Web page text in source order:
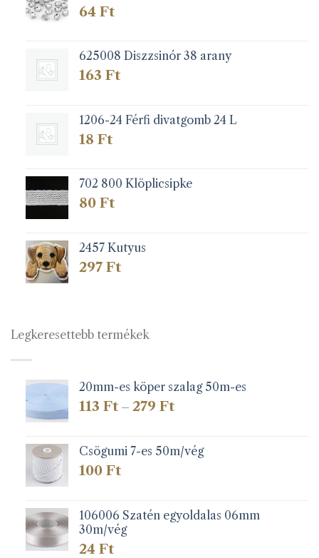
64 Ft
625008 Diszzsinór 38 arany
163 Ft
1206-24 Férfi divatgomb 24 L
18 Ft
702 800 Klöplicsipke
80 Ft
2457 Kutyus
297 Ft
Legkeresettebb termékek
20mm-es köper szalag 50m-es
113 Ft – 279 FtÁrtartomány:
279 Ft
Csögumi 7-es 50m/vég
100 Ft
106006 Szatén egyoldalas 06mm
30m/vég
24 Ft